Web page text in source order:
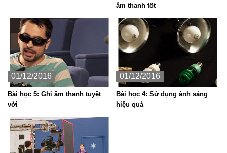
âm thanh tốt
01/12/2016
Bài học 5: Ghi âm thanh tuyệt
vời
01/12/2016
Bài học 4: Sử dụng ánh sáng
hiệu quả